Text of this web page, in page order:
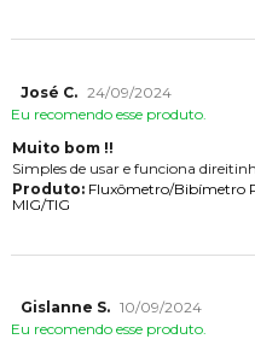
José C. 24/09/2024
Eu recomendo esse produto.
Muito bom !!
Simples de usar e funciona
Produto:Fluxômetro/Bibímetro
MIG/TIG
Gislanne S. 10/09/2024
Eu recomendo esse produto.